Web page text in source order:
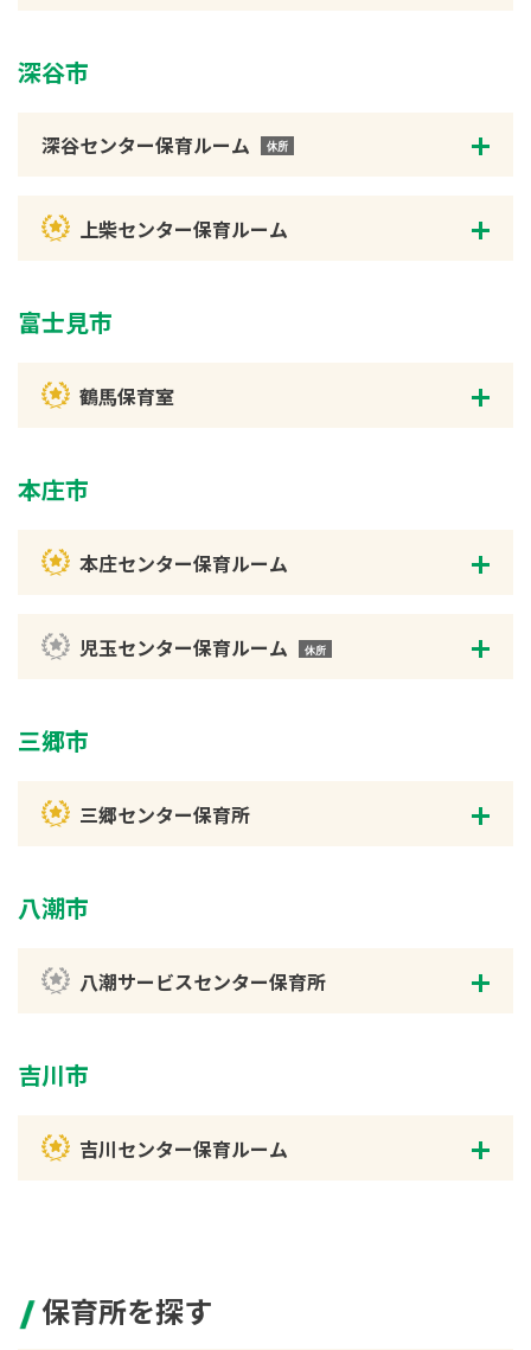
深谷市
深谷センター保育ルーム
上柴センター保育ルーム
富士見市
鶴馬保育室
本庄市
本庄センター保育ルーム
児玉センター保育ルーム
三郷市
三郷センター保育所
八潮市
八潮サービスセンター保育所
吉川市
吉川センター保育ルーム
保育所を探す